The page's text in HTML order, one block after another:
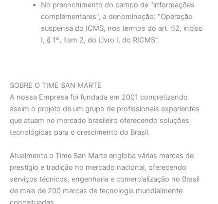
No preenchimento do campo de “informações
complementares”, a denominação: “Operação
suspensa do ICMS, nos termos do art. 52, inciso
I, § 1º, item 2, do Livro I, do RICMS”.
SOBRE O TIME SAN MARTE
A nossa Empresa foi fundada em 2001 concretizando
assim o projeto de um grupo de profissionais experientes
que atuam no mercado brasileiro oferecendo soluções
tecnológicas para o crescimento do Brasil.
Atualmente o Time San Marte engloba várias marcas de
prestígio e tradição no mercado nacional, oferecendo
serviços técnicos, engenharia e comercialização no Brasil
de mais de 200 marcas de tecnologia mundialmente